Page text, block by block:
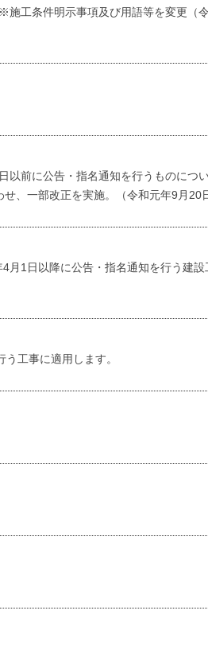
工条件明示事項及び用語等を変更（
以前に公告・指名通知を行うものにつ
、一部改正を実施。（令和元年9月20
1日以降に公告・指名通知を行う建
工事に適用します。